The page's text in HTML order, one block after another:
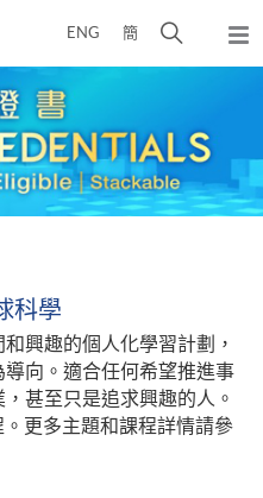
ENG 簡
開
介
面
彈
出
科學
興趣的個人化學習計劃，
向。適合任何希望推進事
甚至只是追求興趣的人。
。更多主題和課程詳情請參